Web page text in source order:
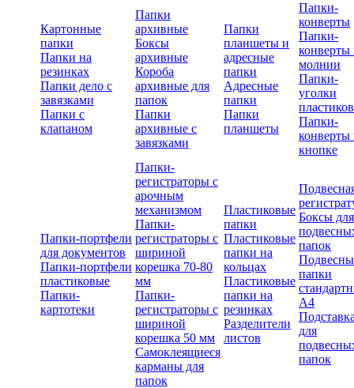
Картонные
папки
Папки на
резинках
Папки дело с
завязками
Папки с
клапаном
Папки
архивные
Боксы
архивные
Короба
архивные для
папок
Папки
архивные с
завязками
Папки
планшеты и
адресные
папки
Адресные
папки
Папки
планшеты
Папки-
конверты
Папки-
конверты
молнии
Папки-
уголки
Папки-
конверты
кнопке
Папки-портфели
для документов
Папки-портфели
пластиковые
Папки-
картотеки
Папки-
регистраторы с
арочным
механизмом
Папки-
регистраторы с
шириной
корешка 70-80
мм
Папки-
регистраторы с
шириной
корешка 50 мм
Самоклеящиеся
карманы для
папок
Пластиковые
папки
Пластиковые
папки на
кольцах
Пластиковые
папки на
резинках
Разделители
листов
Боксы для
папок
папки
А4
для
папок